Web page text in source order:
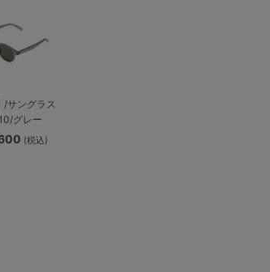
/サングラス
グレー
(税込)